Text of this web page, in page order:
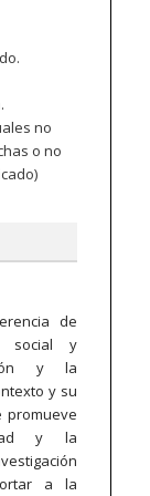
no
o no
de
social y
y la
y su
promueve
y la
a la